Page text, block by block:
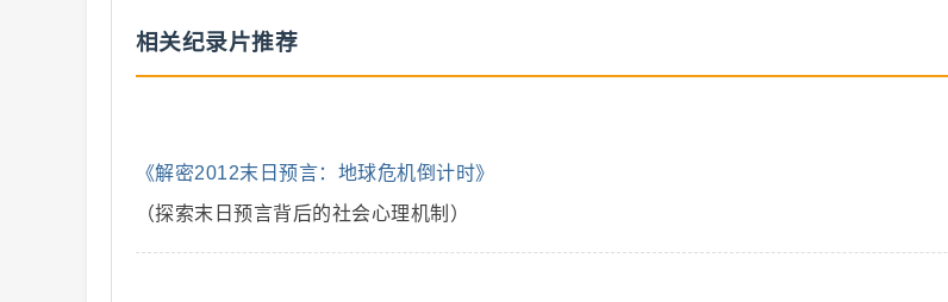
创
相关纪录片推荐
《解密2012末日预言：地球危机倒计时》
（探索末日预言背后的社会心理机制）